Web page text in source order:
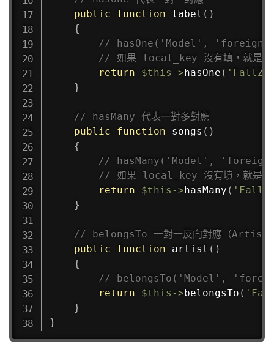
public
function label ( )
{
// hasOne('Model',
// 如果 local_key 沒有填，就是
return
$this ->hasOne (
}
// hasMany 代表一對多對應
public
function songs ( )
{
// hasMany('Model',
// 如果 local_key 沒有填，就是
return
$this ->hasMany (
}
// belongsTo 一對一反向對應（Artist
public
function artist ( )
{
// belongsTo('Model',
return
$this ->belongsTo (
}
}